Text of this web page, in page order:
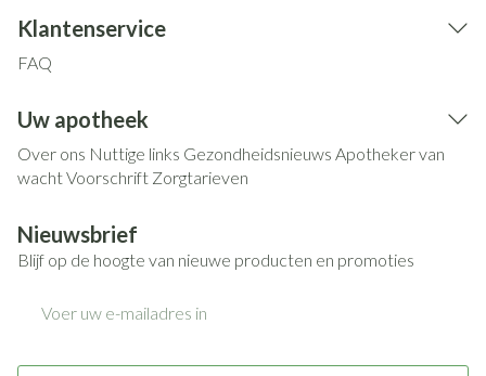
Klantenservice
FAQ
Uw apotheek
Over ons Nuttige links Gezondheidsnieuws Apotheker van
wachtVoorschrift Zorgtarieven
Nieuwsbrief
Blijf op de hoogte van nieuwe producten en promoties